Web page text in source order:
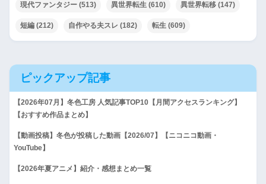
現代ファンタジー (513) 異世界転生 (610) 異世界転移 (147)
短編 (212) 自作やる夫スレ (182) 転生 (609)
ピックアップ記事
【2026年07月】冬色工房 人気記事TOP10【月間アクセスランキング】
【おすすめ作品まとめ】
【動画投稿】冬色が投稿した動画【2026/07】【ニコニコ動画・
YouTube】
【2026年夏アニメ】紹介・感想まとめ一覧